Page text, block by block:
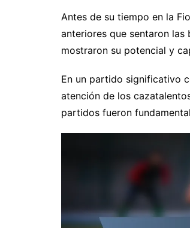
Antes de su tiempo en la
anteriores que sentaron las
mostraron su potencial y
En un partido significativo
atención de los
partidos fueron